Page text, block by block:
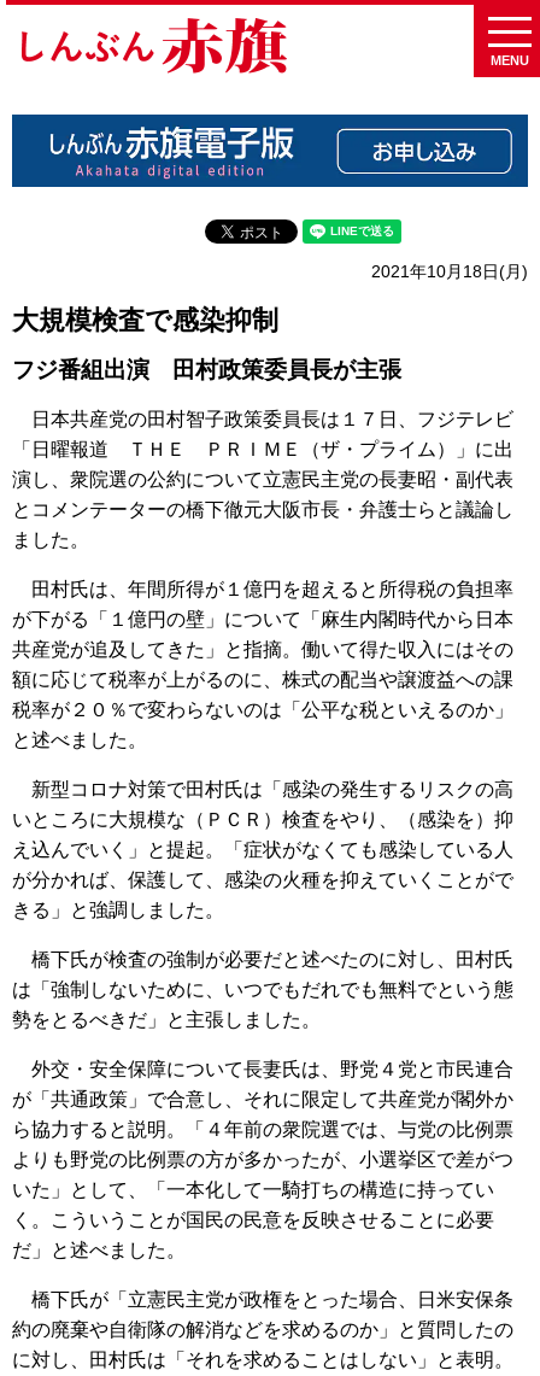
MENU
2021年10月18日(月)
大規模検査で感染抑制
フジ番組出演 田村政策委員長が主張
日本共産党の田村智子政策委員長は１７日、フジテレビ
「日曜報道 ＴＨＥ ＰＲＩＭＥ（ザ・プライム）」に出
演し、衆院選の公約について立憲民主党の長妻昭・副代表
とコメンテーターの橋下徹元大阪市長・弁護士らと議論し
ました。
田村氏は、年間所得が１億円を超えると所得税の負担率
が下がる「１億円の壁」について「麻生内閣時代から日本
共産党が追及してきた」と指摘。働いて得た収入にはその
額に応じて税率が上がるのに、株式の配当や譲渡益への課
税率が２０％で変わらないのは「公平な税といえるのか」
と述べました。
新型コロナ対策で田村氏は「感染の発生するリスクの高
いところに大規模な（ＰＣＲ）検査をやり、（感染を）抑
え込んでいく」と提起。「症状がなくても感染している人
が分かれば、保護して、感染の火種を抑えていくことがで
きる」と強調しました。
橋下氏が検査の強制が必要だと述べたのに対し、田村氏
は「強制しないために、いつでもだれでも無料でという態
勢をとるべきだ」と主張しました。
外交・安全保障について長妻氏は、野党４党と市民連合
が「共通政策」で合意し、それに限定して共産党が閣外か
ら協力すると説明。「４年前の衆院選では、与党の比例票
よりも野党の比例票の方が多かったが、小選挙区で差がつ
いた」として、「一本化して一騎打ちの構造に持ってい
く。こういうことが国民の民意を反映させることに必要
だ」と述べました。
橋下氏が「立憲民主党が政権をとった場合、日米安保条
約の廃棄や自衛隊の解消などを求めるのか」と質問したの
に対し、田村氏は「それを求めることはしない」と表明。